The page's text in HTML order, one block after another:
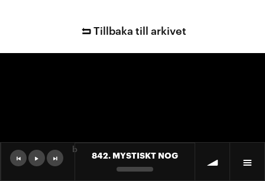
Tillbaka till arkivet
842. MYSTISKT NOG
b